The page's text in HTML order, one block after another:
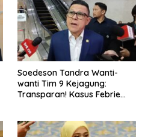
Soedeson Tandra Wanti-
wanti Tim 9 Kejagung:
Transparan! Kasus Febrie